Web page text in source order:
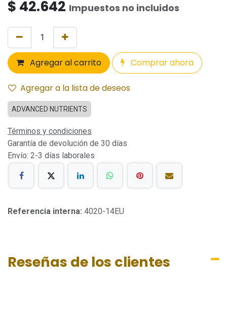
$ 42.642 Impuestos no incluidos
Agregar al carrito Comprar ahora
Agregar a la lista de deseos
ADVANCED NUTRIENTS
Términos y condiciones
Garantía de devolución de 30 días
Envío: 2-3 días laborales
Referencia interna: 4020-14EU
Reseñas de los clientes